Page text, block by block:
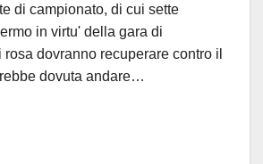
di campionato, di cui sette
in virtu' della gara di
dovranno recuperare contro il
dovuta andare…